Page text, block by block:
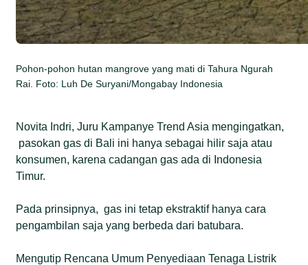
Pohon-pohon hutan mangrove yang mati di Tahura Ngurah
Rai. Foto: Luh De Suryani/Mongabay Indonesia
Novita Indri, Juru Kampanye Trend Asia mengingatkan,
pasokan gas di Bali ini hanya sebagai hilir saja atau
konsumen, karena cadangan gas ada di Indonesia
Timur.
Pada prinsipnya, gas ini tetap ekstraktif hanya cara
pengambilan saja yang berbeda dari batubara.
Mengutip Rencana Umum Penyediaan Tenaga Listrik